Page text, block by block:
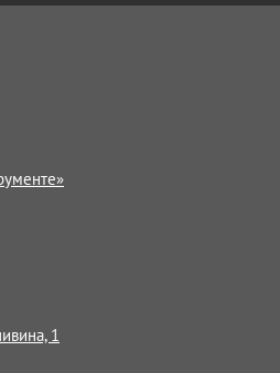
1